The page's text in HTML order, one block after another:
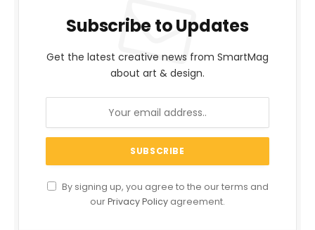
Subscribe to Updates
Get the latest creative news from SmartMag
about art & design.
By signing up, you agree to the our terms and
ourPrivacy Policy agreement.